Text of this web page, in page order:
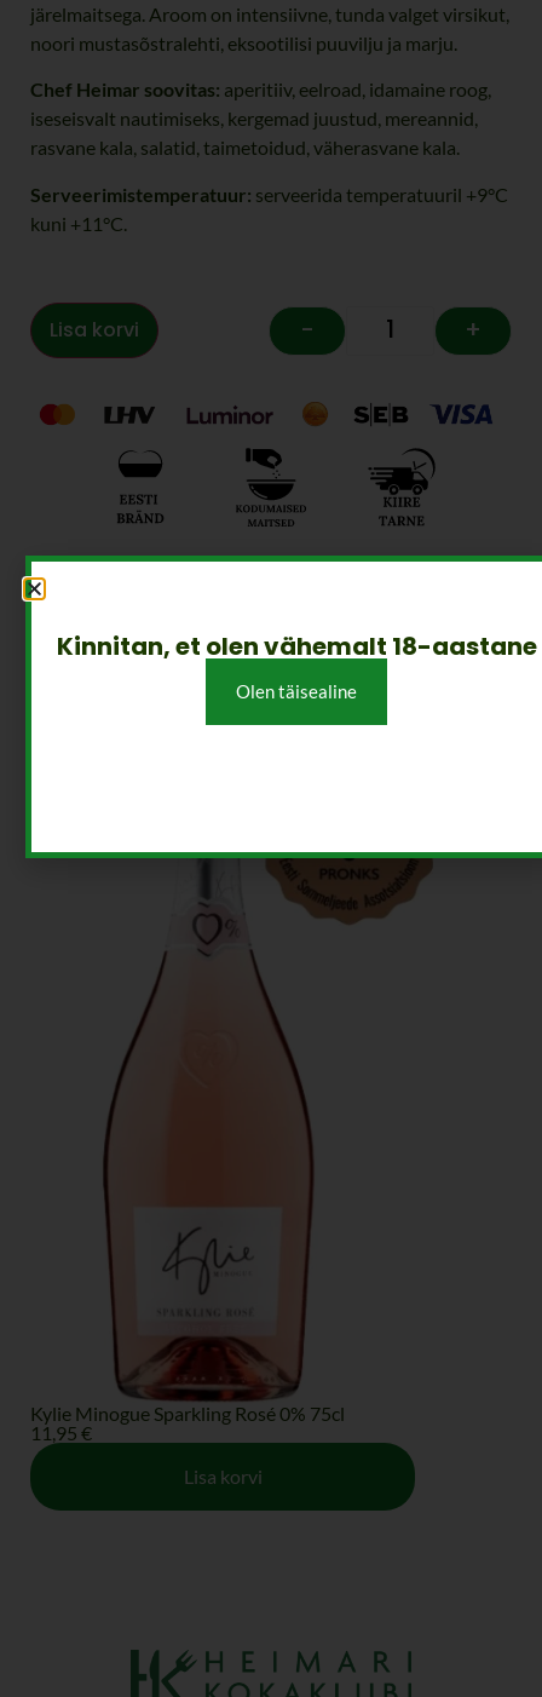
järelmaitsega. Aroom on intensiivne, tunda valget virsikut,
noori mustasõstralehti, eksootilisi puuvilju ja marju.
Chef Heimar soovitas: aperitiiv, eelroad, idamaine roog,
iseseisvalt nautimiseks, kergemad juustud, mereannid,
rasvane kala, salatid, taimetoidud, väherasvane kala.
Serveerimistemperatuur: serveerida temperatuuril +9°C
kuni +11°C.
- +
Lisa korvi
SULLE VÕIKS VEEL MEELDIDA
Kylie Minogue Sparkling Rosé 0% 75cl
11,95 €
Lisa korvi
Kinnitan, et olen vähemalt 18-aastane
Olen täisealine